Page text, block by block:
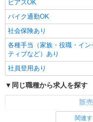
スマホ
時
残業代
+゜・。
万円支給(規定有) お友達
有）★ ゜
沖縄
キープ
紹介予定派遣
株式会社シエロ
【楽天
時給
ピアスOK
バイク通勤OK
社会保険あり
各種手当（家族・役職・イン
ティブなど）あり
社員登用あり
同じ職種から求人を探す
販
関連